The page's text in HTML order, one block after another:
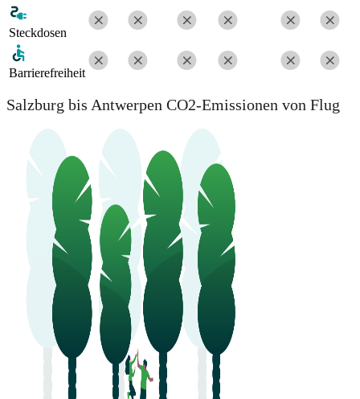
Steckdosen
Barrierefreiheit
Salzburg bis Antwerpen CO2-Emissionen von Flug